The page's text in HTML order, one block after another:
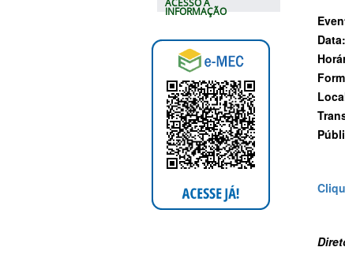
ACESSO À
INFORMAÇÃO
Data: